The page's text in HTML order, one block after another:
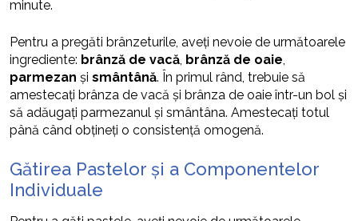
minute.
Pentru a pregăti brânzeturile, aveți nevoie de următoarele
ingrediente: brânză de vacă, brânză de oaie,
parmezan și smântână. În primul rând, trebuie să
amestecați brânza de vacă și brânza de oaie într-un bol și
să adăugați parmezanul și smântâna. Amestecați totul
până când obțineți o consistență omogenă.
Gătirea Pastelor și a Componentelor
Individuale